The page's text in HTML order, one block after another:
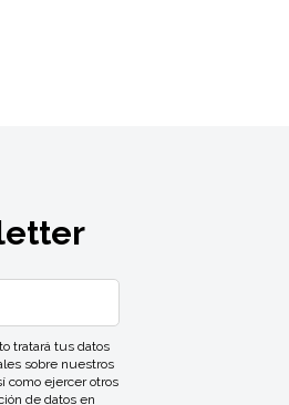
tratará tus datos
sobre nuestros
como ejercer otros
de datos en